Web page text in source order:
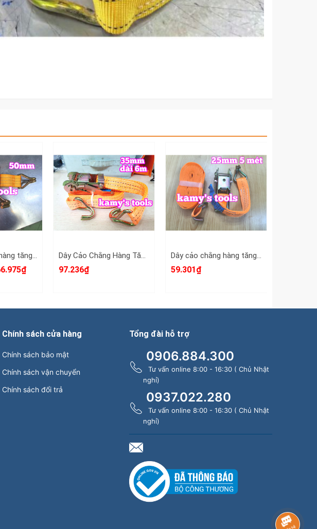
97.236₫ 59.301₫
Chính sách cửa hàng
Chính sách bảo mật
Chính sách vận chuyển
Chính sách đổi trả
Tổng đài hỗ trợ
0906.884.300
Tư vấn online 8:00 - 16:30 ( Chủ Nhật
nghỉ)
0937.022.280
Tư vấn online 8:00 - 16:30 ( Chủ Nhật
nghỉ)